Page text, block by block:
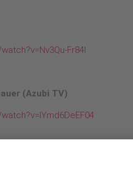
Fr84I
(Azubi TV)